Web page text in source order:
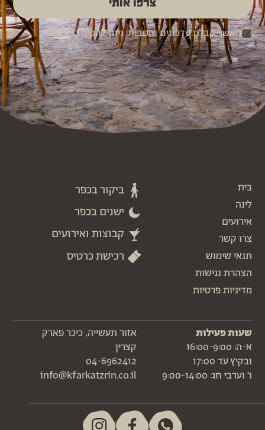
צרפו אותי
מאשר קבלת עדכונים והטבות. ניתן להסיר בכל עת.
ביקור בכפר
ישנים בכפר
קבוצות ואירועים
רכישת כרטיס
בית
לינה
אירועים
צרו קשר
תנאי שימוש
הצהרת נגישות
מדיניות פרטיות
אזור תעשייה, כיכר פארק
קצרין
04-6962412
info@kfarkatzrin.co.il
שעות פעילות
א-ה: 16:00-9:00
ובקיץ עד 17:00
ו׳ וערבי חג: 9:00-14:00